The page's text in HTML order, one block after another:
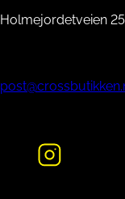
Holmejordetveien